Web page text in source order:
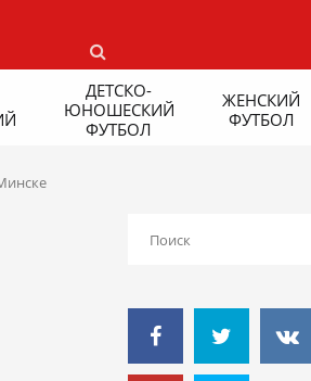
ДЕТСКО-
ЮНОШЕСКИЙ
ФУТБОЛ
ЖЕНСКИЙ
ФУТБОЛ